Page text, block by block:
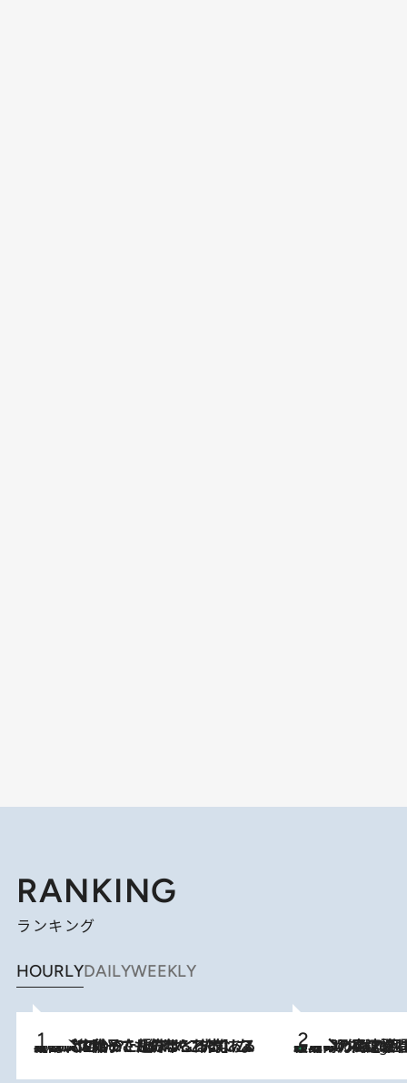
RANKING
ランキング
HOURLYDAILYWEEKLY
2026.8.5
【阿川佐和子さんの年とる力】なぜ70代で始めた趣味は“こんなに楽しい”のか？ ピアノ、俳句…スランプに陥っても続けられる“ある秘訣”とは 2 Hours Ago
「湘南乃風に憧れて」観客大盛上がりの“タオル回し”に、ラッパー顔負けの高速歌唱まで…さだまさし（74）のアグレッシブすぎる現在地